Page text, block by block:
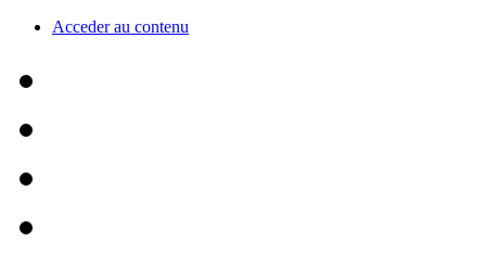
Acceder au contenu